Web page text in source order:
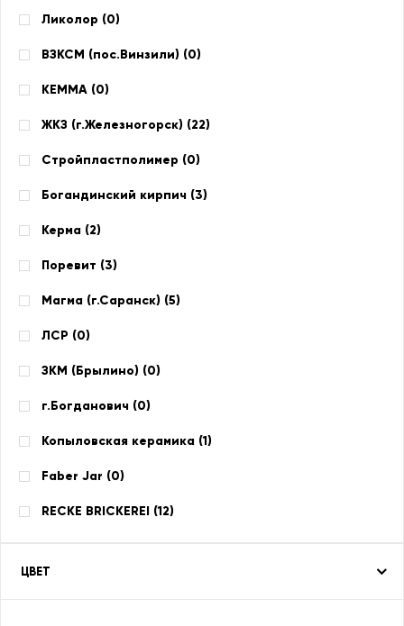
Ликолор (0)
ВЗКСМ (пос.Винзили) (0)
КЕММА (0)
ЖКЗ (г.Железногорск) (22)
Стройпластполимер (0)
Богандинский кирпич (3)
Керма (2)
Поревит (3)
Магма (г.Саранск) (5)
ЛСР (0)
ЗКМ (Брылино) (0)
г.Богданович (0)
Копыловская керамика (1)
Faber Jar (0)
RECKE BRICKEREI (12)
ЦВЕТ